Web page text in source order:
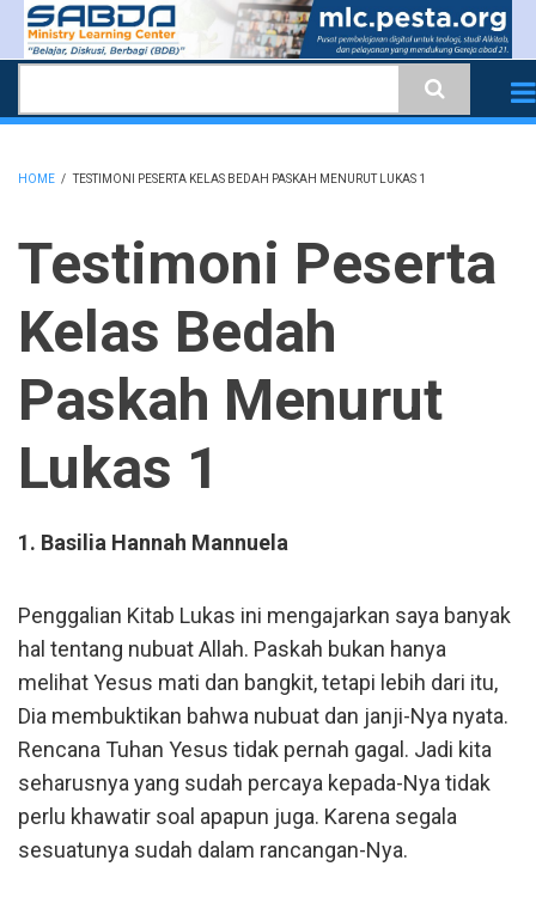
Skip
content
HOME / TESTIMONI PESERTA KELAS BEDAH PASKAH MENURUT LUKAS 1
Testimoni Peserta
Kelas Bedah
Paskah Menurut
Lukas 1
1. Basilia Hannah Mannuela
Penggalian Kitab Lukas ini mengajarkan saya banyak
hal tentang nubuat Allah. Paskah bukan hanya
melihat Yesus mati dan bangkit, tetapi lebih dari itu,
Dia membuktikan bahwa nubuat dan janji-Nya nyata.
Rencana Tuhan Yesus tidak pernah gagal. Jadi kita
seharusnya yang sudah percaya kepada-Nya tidak
perlu khawatir soal apapun juga. Karena segala
sesuatunya sudah dalam rancangan-Nya.